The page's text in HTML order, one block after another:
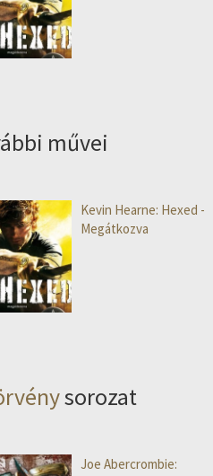
művei
Kevin Hearne: Hexed -
Megátkozva
sorozat
Joe Abercrombie: